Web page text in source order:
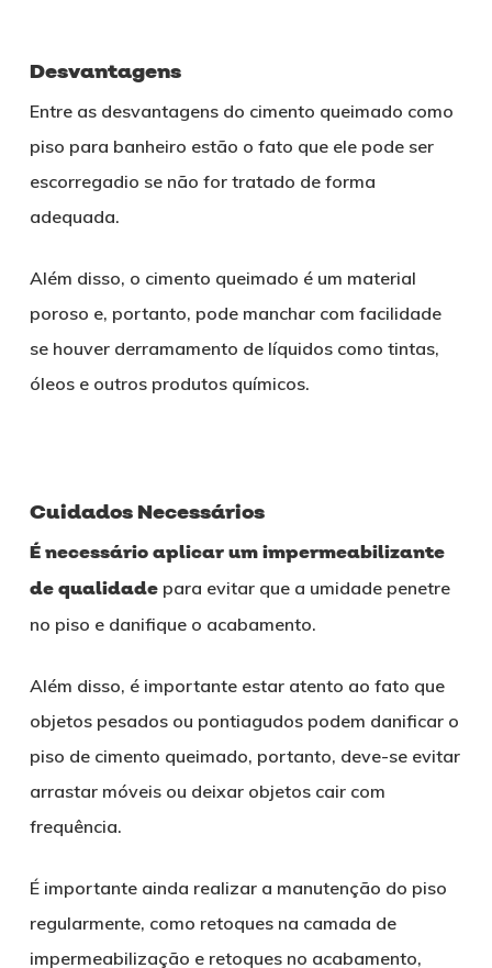
Desvantagens
Entre as desvantagens do cimento queimado como
piso para banheiro estão o fato que ele pode ser
escorregadio se não for tratado de forma
adequada.
Além disso, o cimento queimado é um material
poroso e, portanto, pode manchar com facilidade
se houver derramamento de líquidos como tintas,
óleos e outros produtos químicos.
Cuidados Necessários
É necessário aplicar um impermeabilizante
de qualidadepara evitar que a umidade penetre
no piso e danifique o acabamento.
Além disso, é importante estar atento ao fato que
objetos pesados ou pontiagudos podem danificar o
piso de cimento queimado, portanto, deve-se evitar
arrastar móveis ou deixar objetos cair com
frequência.
É importante ainda realizar a manutenção do piso
regularmente, como retoques na camada de
impermeabilização e retoques no acabamento,